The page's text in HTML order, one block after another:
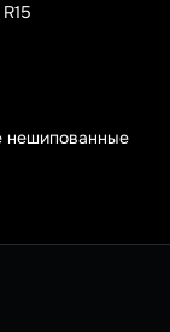
нешипованные